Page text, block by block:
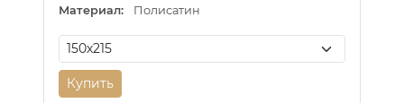
Материал:
Полисатин
Купить